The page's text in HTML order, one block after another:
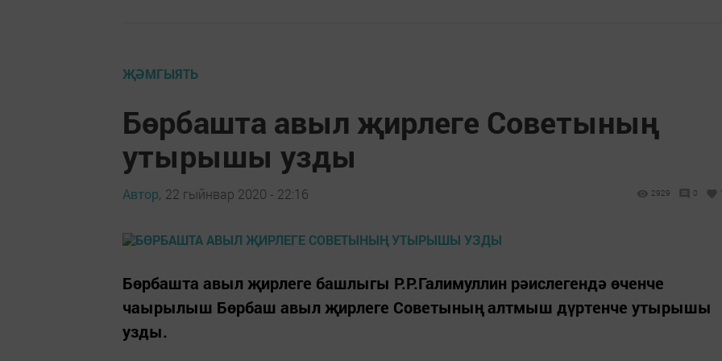
ҖӘМГЫЯТЬ
Бөрбашта авыл җирлеге Советының
утырышы узды
Автор, 22 гыйнвар 2020 - 22:16 2929 0
Бөрбашта авыл җирлеге башлыгы Р.Р.Галимуллин рәислегендә өченче
чаырылыш Бөрбаш авыл җирлеге Советының алтмыш дүртенче утырышы
узды.